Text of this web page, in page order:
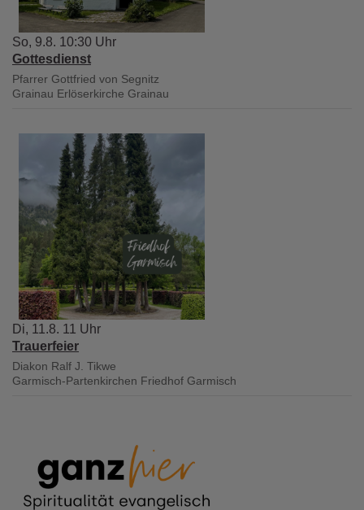
So, 9.8. 10:30 Uhr
Gottesdienst
Pfarrer Gottfried von Segnitz
Grainau Erlöserkirche Grainau
Di, 11.8. 11 Uhr
Trauerfeier
Diakon Ralf J. Tikwe
Garmisch-Partenkirchen Friedhof Garmisch